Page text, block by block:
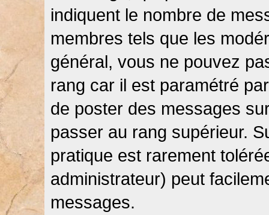
indiquent le nombre de
membres tels que les
général, vous ne pouvez
rang car il est paramétré
de poster des messages
passer au rang supérieur.
pratique est rarement
administrateur) peut
messages.